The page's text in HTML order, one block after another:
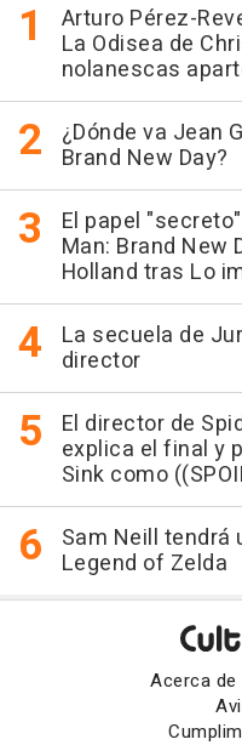
Arturo Pérez-
La Odisea de
nolanescas
¿Dónde va Jean
Brand New Day?
El papel
Man: Brand New
Holland tras Lo
La secuela de
director
El director de
explica el final y
Sink como
Sam Neill tendrá
Legend of Zelda
Acerca